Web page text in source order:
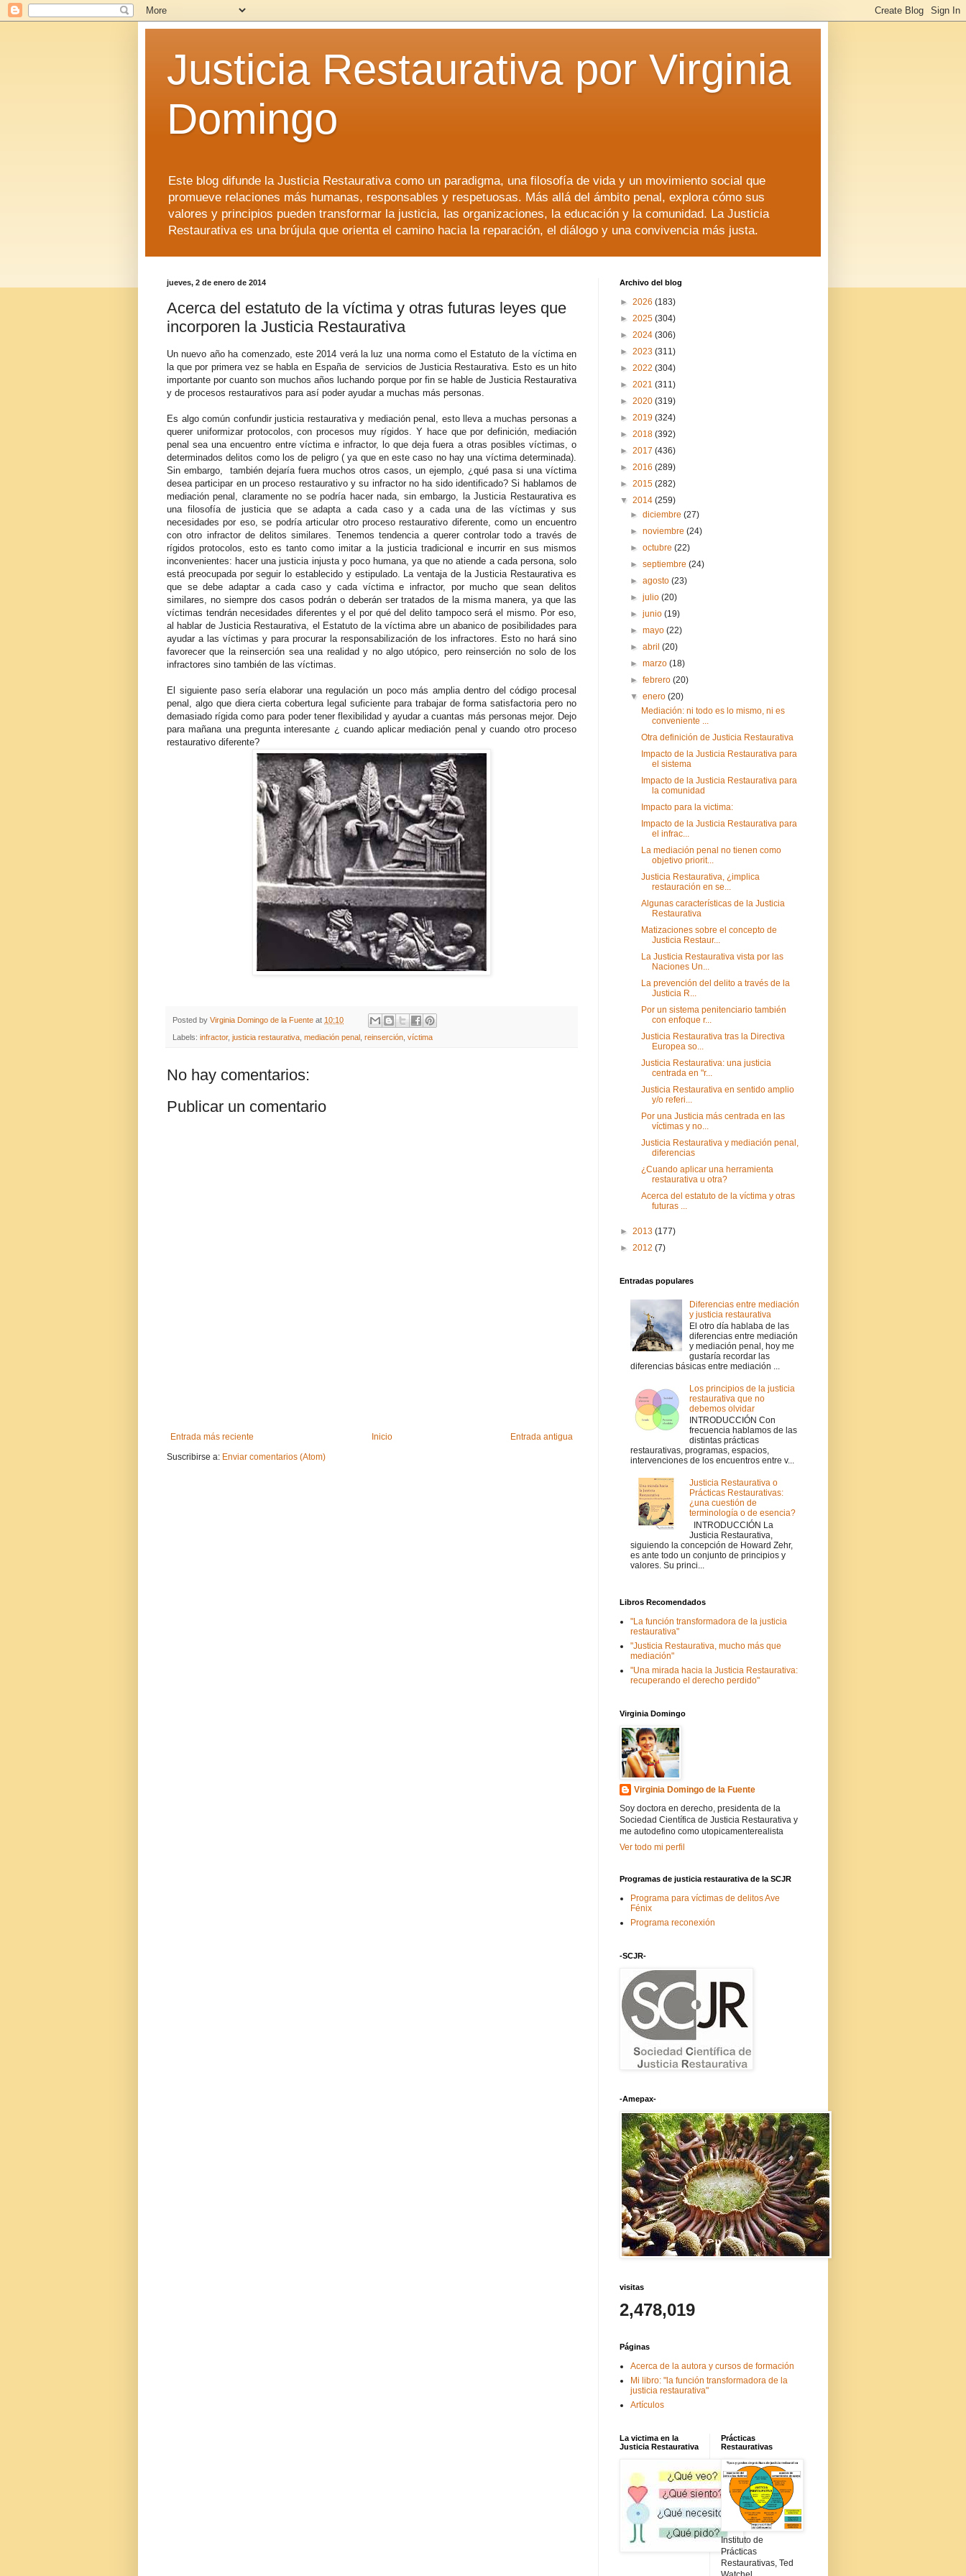
Justicia Restaurativa por Virginia
Domingo
Este blog difunde la Justicia Restaurativa como un paradigma, una filosofía de vida y un movimiento social que
promueve relaciones más humanas, responsables y respetuosas. Más allá del ámbito penal, explora cómo sus
valores y principios pueden transformar la justicia, las organizaciones, la educación y la comunidad. La Justicia
Restaurativa es una brújula que orienta el camino hacia la reparación, el diálogo y una convivencia más justa.
jueves, 2 de enero de 2014
Acerca del estatuto de la víctima y otras futuras leyes que
incorporen la Justicia Restaurativa
Un nuevo año ha comenzado, este 2014 verá la luz una norma como el Estatuto de la víctima en
la que por primera vez se habla en España de servicios de Justicia Restaurativa. Esto es un hito
importante por cuanto son muchos años luchando porque por fin se hable de Justicia Restaurativa
y de procesos restaurativos para así poder ayudar a muchas más personas.
Es algo común confundir justicia restaurativa y mediación penal, esto lleva a muchas personas a
querer uniformizar protocolos, con procesos muy rígidos. Y hace que por definición, mediación
penal sea una encuentro entre víctima e infractor, lo que deja fuera a otras posibles víctimas, o
determinados delitos como los de peligro ( ya que en este caso no hay una víctima determinada).
Sin embargo, también dejaría fuera muchos otros casos, un ejemplo, ¿qué pasa si una víctima
desea participar en un proceso restaurativo y su infractor no ha sido identificado? Si hablamos de
mediación penal, claramente no se podría hacer nada, sin embargo, la Justicia Restaurativa es
una filosofía de justicia que se adapta a cada caso y a cada una de las víctimas y sus
necesidades por eso, se podría articular otro proceso restaurativo diferente, como un encuentro
con otro infractor de delitos similares. Tenemos tendencia a querer controlar todo a través de
rígidos protocolos, esto es tanto como imitar a la justicia tradicional e incurrir en sus mismos
inconvenientes: hacer una justicia injusta y poco humana, ya que no atiende a cada persona, solo
está preocupada por seguir lo establecido y estipulado. La ventaja de la Justicia Restaurativa es
que se debe adaptar a cada caso y cada víctima e infractor, por mucho que sean delitos
similares, no siempre dos casos podrán o deberán ser tratados de la misma manera, ya que las
víctimas tendrán necesidades diferentes y el por qué del delito tampoco será el mismo. Por eso,
al hablar de Justicia Restaurativa, el Estatuto de la víctima abre un abanico de posibilidades para
ayudar a las víctimas y para procurar la responsabilización de los infractores. Esto no hará sino
favorecer que la reinserción sea una realidad y no algo utópico, pero reinserción no solo de los
infractores sino también de las víctimas.
El siguiente paso sería elaborar una regulación un poco más amplia dentro del código procesal
penal, algo que diera cierta cobertura legal suficiente para trabajar de forma satisfactoria pero no
demasiado rígida como para poder tener flexibilidad y ayudar a cuantas más personas mejor. Dejo
para mañana una pregunta interesante ¿ cuando aplicar mediación penal y cuando otro proceso
restaurativo diferente?
Posted by Virginia Domingo de la Fuente at 10:10
Labels: infractor, justicia restaurativa, mediación penal , reinserción, víctima
No hay comentarios:
Publicar un comentario
Entrada más reciente Entrada antigua
Inicio
Suscribirse a: Enviar comentarios (Atom)
Archivo del blog
► 2026 (183)
► 2025 (304)
► 2024 (306)
► 2023 (311)
► 2022 (304)
► 2021 (311)
► 2020 (319)
► 2019 (324)
► 2018 (392)
► 2017 (436)
► 2016 (289)
► 2015 (282)
▼ 2014 (259)
►diciembre(27)
►noviembre(24)
►octubre(22)
►septiembre(24)
►agosto(23)
►julio(20)
►junio(19)
►mayo(22)
►abril(20)
►marzo(18)
►febrero(20)
▼enero(20)
Mediación: ni todo es lo mismo, ni es
conveniente ...
Otra definición de Justicia Restaurativa
Impacto de la Justicia Restaurativa para
el sistema
Impacto de la Justicia Restaurativa para
la comunidad
Impacto para la victima:
Impacto de la Justicia Restaurativa para
el infrac...
La mediación penal no tienen como
objetivo priorit...
Justicia Restaurativa, ¿implica
restauración en se...
Algunas características de la Justicia
Restaurativa
Matizaciones sobre el concepto de
Justicia Restaur...
La Justicia Restaurativa vista por las
Naciones Un...
La prevención del delito a través de la
Justicia R...
Por un sistema penitenciario también
con enfoque r...
Justicia Restaurativa tras la Directiva
Europea so...
Justicia Restaurativa: una justicia
centrada en "r...
Justicia Restaurativa en sentido amplio
y/o referi...
Por una Justicia más centrada en las
víctimas y no...
Justicia Restaurativa y mediación penal,
diferencias
¿Cuando aplicar una herramienta
restaurativa u otra?
Acerca del estatuto de la víctima y otras
futuras ...
► 2013 (177)
► 2012 (7)
Entradas populares
Diferencias entre mediación
y justicia restaurativa
El otro día hablaba de las
diferencias entre mediación
y mediación penal, hoy me
gustaría recordar las
diferencias básicas entre mediación ...
Los principios de la justicia
restaurativa que no
debemos olvidar
INTRODUCCIÓN Con
frecuencia hablamos de las
distintas prácticas
restaurativas, programas, espacios,
intervenciones de los encuentros entre v...
Justicia Restaurativa o
Prácticas Restaurativas:
¿una cuestión de
terminología o de esencia?
INTRODUCCIÓN La
Justicia Restaurativa,
siguiendo la concepción de Howard Zehr,
es ante todo un conjunto de principios y
valores. Su princi...
Libros Recomendados
"La función transformadora de la justicia
restaurativa"
"Justicia Restaurativa, mucho más que
mediación"
"Una mirada hacia la Justicia Restaurativa:
recuperando el derecho perdido"
Virginia Domingo
Virginia Domingo de la Fuente
Soy doctora en derecho, presidenta de la
Sociedad Científica de Justicia Restaurativa y
me autodefino como utopicamenterealista
Ver todo mi perfil
Programas de justicia restaurativa de la SCJR
Programa para víctimas de delitos Ave
Fénix
Programa reconexión
-SCJR-
-Amepax-
visitas
2,478,019
Páginas
Acerca de la autora y cursos de formación
Mi libro: "la función transformadora de la
justicia restaurativa"
Artículos
La victima en la
Justicia Restaurativa
Prácticas
Restaurativas
Instituto de
Prácticas
Restaurativas, Ted